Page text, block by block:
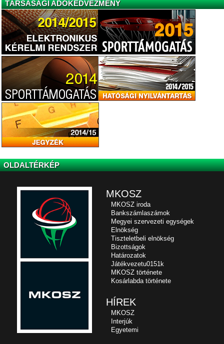
TÁRSASÁGI ADÓKEDVEZMÉNY
OLDALTÉRKÉP
MKOSZ
MKOSZ iroda
Bankszámlaszámok
Megyei szervezeti egységek
Elnökség
Tiszteletbeli elnökség
Bizottságok
Határozatok
Játékvezetu0151k
MKOSZ története
Kosárlabda története
HÍREK
MKOSZ
Interjúk
Egyetemi